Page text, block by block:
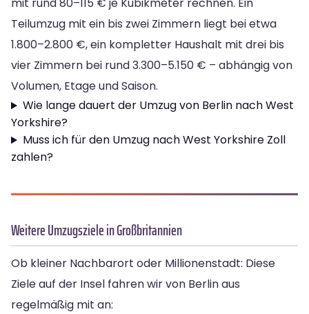
mit rund 80–115 € je Kubikmeter rechnen. Ein
Teilumzug mit ein bis zwei Zimmern liegt bei etwa
1.800–2.800 €, ein kompletter Haushalt mit drei bis
vier Zimmern bei rund 3.300–5.150 € – abhängig von
Volumen, Etage und Saison.
Wie lange dauert der Umzug von Berlin nach West
Yorkshire?
Muss ich für den Umzug nach West Yorkshire Zoll
zahlen?
Weitere Umzugsziele in Großbritannien
Ob kleiner Nachbarort oder Millionenstadt: Diese
Ziele auf der Insel fahren wir von Berlin aus
regelmäßig mit an: